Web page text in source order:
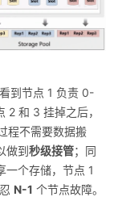
到节点 1 负责 0-
和 3 挂掉之后，
程不需要数据搬
做到秒级接管；同
一个存储，节点 1
N-1 个节点故障。